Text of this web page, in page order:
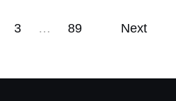
3 … 89 Next